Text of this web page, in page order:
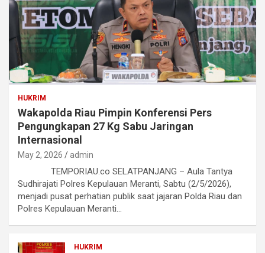
HUKRIM
Wakapolda Riau Pimpin Konferensi Pers
Pengungkapan 27 Kg Sabu Jaringan
Internasional
May 2, 2026 admin
TEMPORIAU.co SELATPANJANG – Aula Tantya
Sudhirajati Polres Kepulauan Meranti, Sabtu (2/5/2026),
menjadi pusat perhatian publik saat jajaran Polda Riau dan
Polres Kepulauan Meranti…
HUKRIM